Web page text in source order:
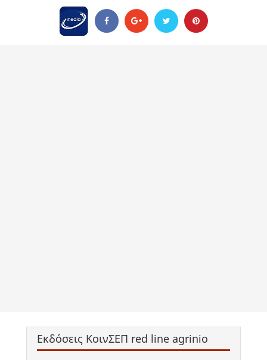
Εκδόσεις ΚοινΣΕΠ red line agrinio